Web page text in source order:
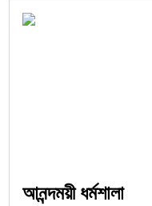
আনন্দময়ী ধর্মশালা